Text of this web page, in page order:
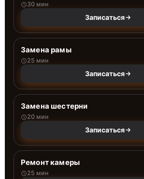
30 мин
Записаться
Замена рамы
25 мин
Записаться
Замена шестерни
20 мин
Записаться
Ремонт камеры
25 мин